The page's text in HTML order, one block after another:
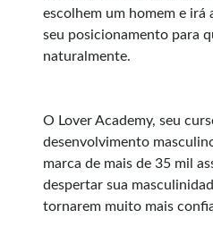
escolhem um homem e irá
seu posicionamento para
naturalmente.
O Lover Academy, seu
desenvolvimento
marca de mais de 35 mil
despertar sua
tornarem muito mais